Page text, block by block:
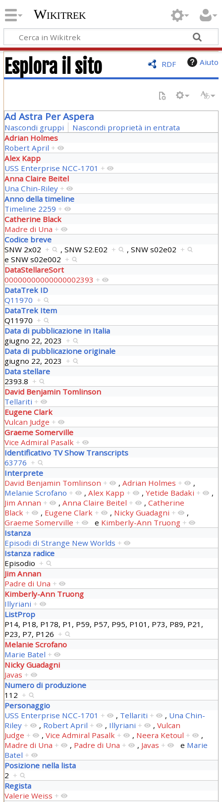
Wikitrek
RDF Aiuto
Esplora il sito
Ad Astra Per Aspera
Nascondi gruppi
Nascondi proprietà in entrata
Adrian Holmes
Robert April +
Alex Kapp
USS Enterprise NCC-1701 +
Anna Claire Beitel
Una Chin-Riley +
Anno della timeline
Timeline 2259 +
Catherine Black
Madre di Una +
Codice breve
SNW 2x02 + , SNW S2.E02 + , SNW s02e02 +
e SNW s02e002 +
DataStellareSort
00000000000000002393 +
DataTrek ID
Q11970 +
DataTrek Item
Q11970 +
Data di pubblicazione in Italia
giugno 22, 2023 +
Data di pubblicazione originale
giugno 22, 2023 +
Data stellare
2393.8 +
David Benjamin Tomlinson
Tellariti +
Eugene Clark
Vulcan Judge +
Graeme Somerville
Vice Admiral Pasalk +
Identificativo TV Show Transcripts
63776 +
Interprete
David Benjamin Tomlinson + , Adrian Holmes +
,
Melanie Scrofano + , Alex Kapp + , Yetide Badaki +
,
Jim Annan + , Anna Claire Beitel + , Catherine
Black + , Eugene Clark + , Nicky Guadagni +
,
Graeme Somerville + e Kimberly-Ann Truong +
Istanza
Episodi di Strange New Worlds +
Istanza radice
Episodio +
Jim Annan
Padre di Una +
Kimberly-Ann Truong
Illyriani +
ListProp
P14, P18, P178, P1, P59, P57, P95, P101, P73, P89, P21,
P23, P7, P126 +
Melanie Scrofano
Marie Batel +
Nicky Guadagni
Javas +
Numero di produzione
112 +
Personaggio
USS Enterprise NCC-1701 + , Tellariti + , Una Chin-
Riley + , Robert April + , Illyriani + , Vulcan
Judge + , Vice Admiral Pasalk + , Neera Ketoul +
,
Madre di Una + , Padre di Una + , Javas + e Marie
Batel +
Posizione nella lista
2 +
Regista
Valerie Weiss +